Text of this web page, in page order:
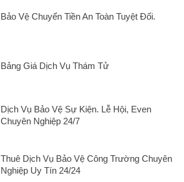
Bảo Vệ Chuyển Tiền An Toàn Tuyệt Đối.
Bảng Giá Dịch Vụ Thám Tử
Dịch Vụ Bảo Vệ Sự Kiện. Lễ Hội, Even
Chuyên Nghiệp 24/7
Thuê Dịch Vụ Bảo Vệ Công Trường Chuyên
Nghiệp Uy Tín 24/24